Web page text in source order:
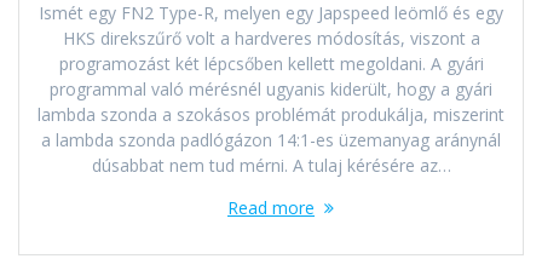
Ismét egy FN2 Type-R, melyen egy Japspeed leömlő és egy
HKS direkszűrő volt a hardveres módosítás, viszont a
programozást két lépcsőben kellett megoldani. A gyári
programmal való mérésnél ugyanis kiderült, hogy a gyári
lambda szonda a szokásos problémát produkálja, miszerint
a lambda szonda padlógázon 14:1-es üzemanyag aránynál
dúsabbat nem tud mérni. A tulaj kérésére az…
Read more